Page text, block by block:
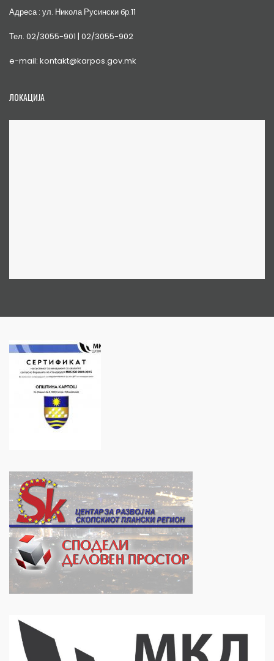
Адреса : ул. Никола Русински бр.11
Тел. 02/3055-901 | 02/3055-902
e-mail: kontakt@karpos.gov.mk
ЛОКАЦИЈА